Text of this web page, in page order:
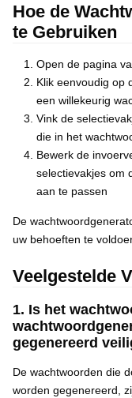
Hoe de
te Gebruiken
Open de pagina
Klik eenvoudig op
een willekeurig
Vink de
die in het
Bewerk de
selectievakjes om
aan te passen
De
uw behoeften te
Veelgestelde
1. Is het
gegenereerd
De wachtwoorden die
worden gegenereerd,